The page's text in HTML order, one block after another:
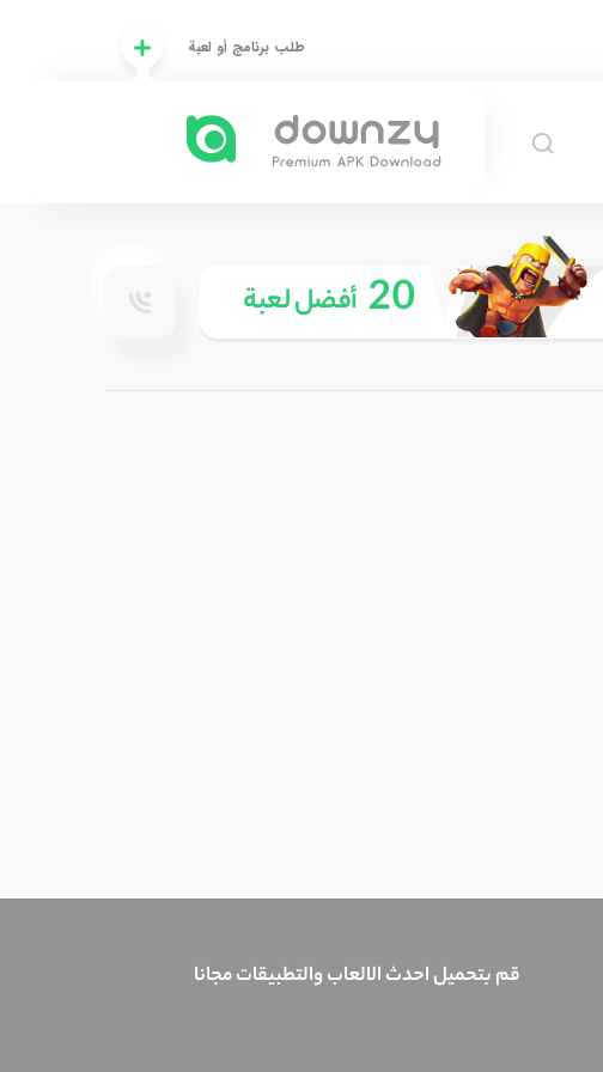
طلب برنامج أو لعبة
20 أفضل لعبة
قم بتحميل احدث الالعاب والتطبيقات مجانا